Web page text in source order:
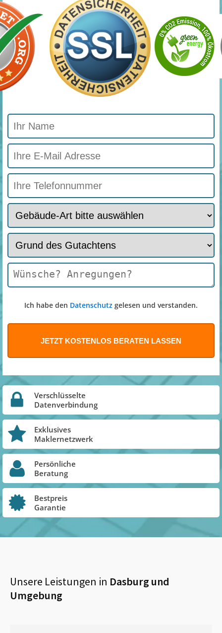
Ich habe den Datenschutz gelesen und verstanden.
Verschlüsselte
Datenverbindung
Exklusives
Maklernetzwerk
Persönliche
Beratung
Bestpreis
Garantie
Unsere Leistungen in Dasburg und
Umgebung